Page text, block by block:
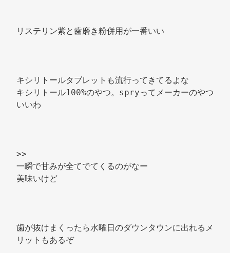
リステリン紫と歯磨き粉併用が一番いい
キシリトールタブレットも流行ってきてるよな
キシリトール100%のやつ。spryってメーカーのやつ
いいわ
>>
一瞬で甘みが全てでてくるのがなー
美味いけど
歯が抜けまくったら水曜日のダウンタウンに出れるメ
リットもあるぞ